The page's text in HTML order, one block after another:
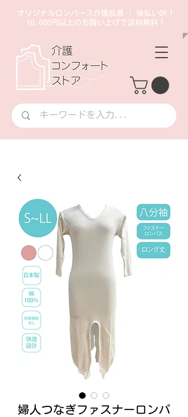
オリジナルロンパース介護肌着 | 後払いOK！
10,000円以上のお買い上げで送料無料！
婦人つなぎファスナーロンパ